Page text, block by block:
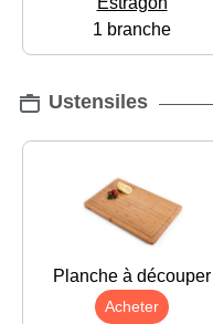
1 branche
Ustensiles
Planche à découper
Acheter